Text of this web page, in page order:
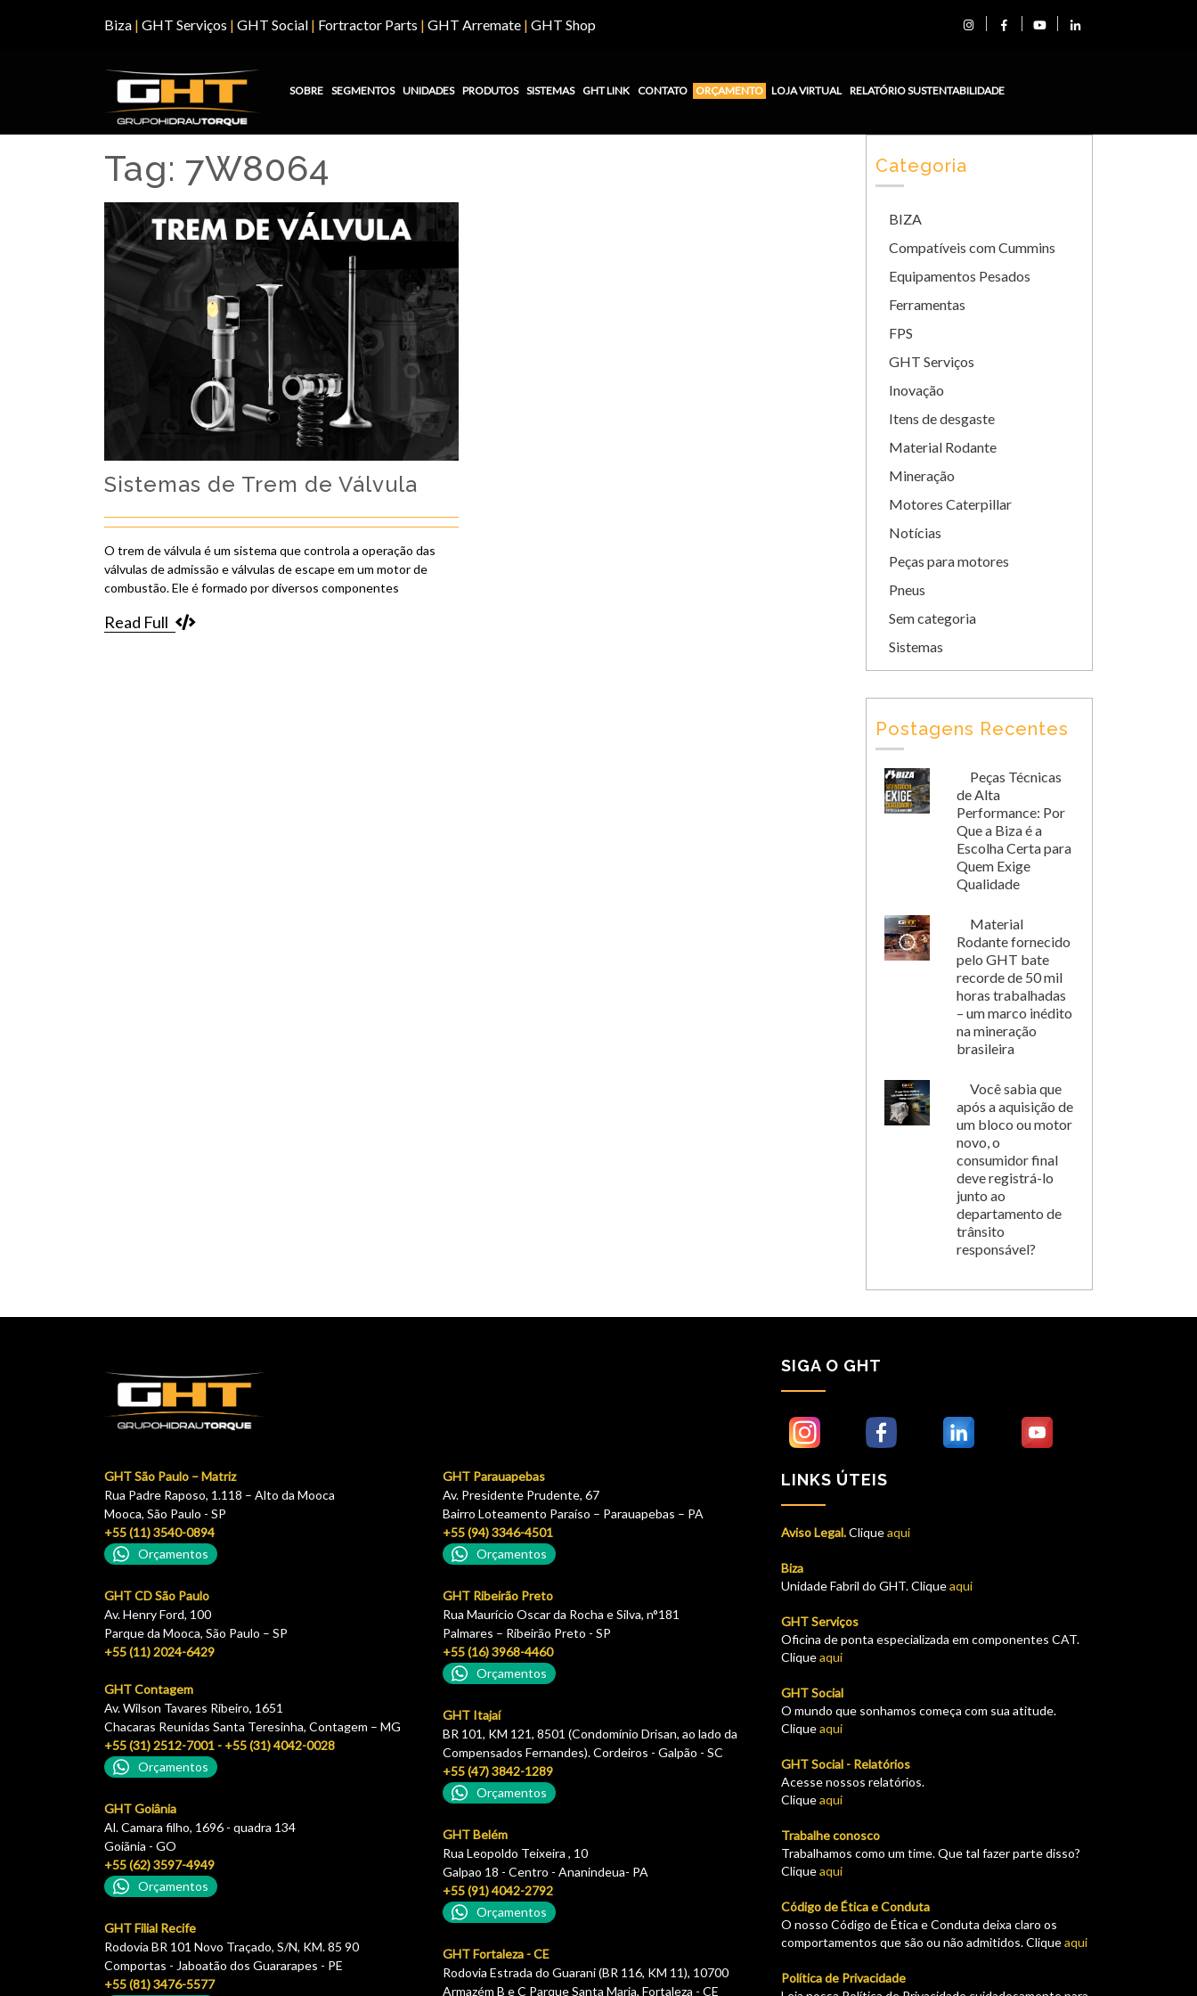
Biza | GHT Serviços | GHT Social | Fortractor Parts | GHT Arremate | GHT Shop
SOBRE SEGMENTOS UNIDADES PRODUTOS SISTEMAS GHT LINK CONTATO ORÇAMENTO LOJA VIRTUAL RELATÓRIO SUSTENTABILIDADE
Tag: 7W8064
Sistemas de Trem de Válvula
O trem de válvula é um sistema que controla a operação das
válvulas de admissão e válvulas de escape em um motor de
combustão. Ele é formado por diversos componentes
Read Full
Categoria
BIZA
Compatíveis com Cummins
Equipamentos Pesados
Ferramentas
FPS
GHT Serviços
Inovação
Itens de desgaste
Material Rodante
Mineração
Motores Caterpillar
Notícias
Peças para motores
Pneus
Sem categoria
Sistemas
Postagens Recentes
Peças Técnicas
de Alta
Performance: Por
Que a Biza é a
Escolha Certa para
Quem Exige
Qualidade
Material
Rodante fornecido
pelo GHT bate
recorde de 50 mil
horas trabalhadas
– um marco inédito
na mineração
brasileira
Você sabia que
após a aquisição de
um bloco ou motor
novo, o
consumidor final
deve registrá-lo
junto ao
departamento de
trânsito
responsável?
GHT São Paulo – Matriz
Rua Padre Raposo, 1.118 – Alto da Mooca
Mooca, São Paulo - SP
+55 (11) 3540-0894
Orçamentos
GHT CD São Paulo
Av. Henry Ford, 100
Parque da Mooca, São Paulo – SP
+55 (11) 2024-6429
GHT Contagem
Av. Wilson Tavares Ribeiro, 1651
Chacaras Reunidas Santa Teresinha, Contagem – MG
+55 (31) 2512-7001 - +55 (31) 4042-0028
Orçamentos
GHT Goiânia
Al. Camara filho, 1696 - quadra 134
Goiãnia - GO
+55 (62) 3597-4949
Orçamentos
GHT Filial Recife
Rodovia BR 101 Novo Traçado, S/N, KM. 85 90
Comportas - Jaboatão dos Guararapes - PE
+55 (81) 3476-5577
GHT Parauapebas
Av. Presidente Prudente, 67
Bairro Loteamento Paraíso – Parauapebas – PA
+55 (94) 3346-4501
Orçamentos
GHT Ribeirão Preto
Rua Maurício Oscar da Rocha e Silva, n°181
Palmares – Ribeirão Preto - SP
+55 (16) 3968-4460
Orçamentos
GHT Itajaí
BR 101, KM 121, 8501 (Condomínio Drisan, ao lado da
Compensados Fernandes). Cordeiros - Galpão - SC
+55 (47) 3842-1289
Orçamentos
GHT Belém
Rua Leopoldo Teixeira , 10
Galpao 18 - Centro - Ananindeua- PA
+55 (91) 4042-2792
Orçamentos
GHT Fortaleza - CE
Rodovia Estrada do Guarani (BR 116, KM 11), 10700
Armazém B e C Parque Santa Maria, Fortaleza - CE
SIGA O GHT
LINKS ÚTEIS
Aviso Legal.Cliqueaqui
Biza
Unidade Fabril do GHT. Cliqueaqui
GHT Serviços
Oficina de ponta especializada em componentes CAT.
Cliqueaqui
GHT Social
O mundo que sonhamos começa com sua atitude.
Cliqueaqui
GHT Social - Relatórios
Acesse nossos relatórios.
Cliqueaqui
Trabalhe conosco
Trabalhamos como um time. Que tal fazer parte disso?
Cliqueaqui
Código de Ética e Conduta
O nosso Código de Ética e Conduta deixa claro os
comportamentos que são ou não admitidos. Cliqueaqui
Política de Privacidade